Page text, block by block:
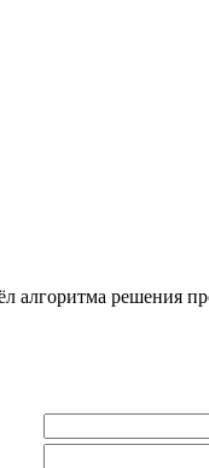
алгоритма